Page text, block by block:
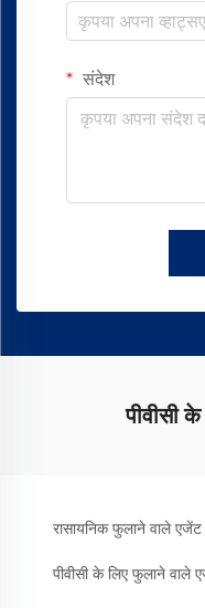
संदेश
पीवीसी
रासायनिक फुलाने वाले एजेंट
पीवीसी के लिए फुलाने वाले